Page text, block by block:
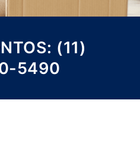
(11)
5490